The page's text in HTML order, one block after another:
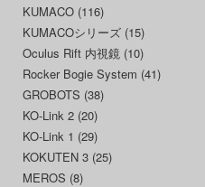
KUMACO (116)
KUMACOシリーズ (15)
Oculus Rift 内視鏡 (10)
Rocker Bogie System (41)
GROBOTS (38)
KO-Link 2 (20)
KO-Link 1 (29)
KOKUTEN 3 (25)
MEROS (8)